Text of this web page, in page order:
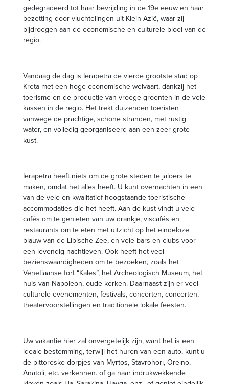
gedegradeerd tot haar bevrijding in de 19e eeuw en haar
bezetting door vluchtelingen uit Klein-Azië, waar zij
bijdroegen aan de economische en culturele bloei van de
regio.
Vandaag de dag is Ierapetra de vierde grootste stad op
Kreta met een hoge economische welvaart, dankzij het
toerisme en de productie van vroege groenten in de vele
kassen in de regio. Het trekt duizenden toeristen
vanwege de prachtige, schone stranden, met rustig
water, en volledig georganiseerd aan een zeer grote
kust.
Ierapetra heeft niets om de grote steden te jaloers te
maken, omdat het alles heeft. U kunt overnachten in een
van de vele en kwalitatief hoogstaande toeristische
accommodaties die het heeft. Aan de kust vindt u vele
cafés om te genieten van uw drankje, viscafés en
restaurants om te eten met uitzicht op het eindeloze
blauw van de Libische Zee, en vele bars en clubs voor
een levendig nachtleven. Ook heeft het veel
bezienswaardigheden om te bezoeken, zoals het
Venetiaanse fort “Kales”, het Archeologisch Museum, het
huis van Napoleon, oude kerken. Daarnaast zijn er veel
culturele evenementen, festivals, concerten, concerten,
theatervoorstellingen en traditionele lokale feesten.
Uw vakantie hier zal onvergetelijk zijn, want het is een
ideale bestemming, terwijl het huren van een auto, kunt u
de pittoreske dorpjes van Myrtos, Stavrohori, Oreino,
Anatoli, etc. verkennen. of ga naar indrukwekkende